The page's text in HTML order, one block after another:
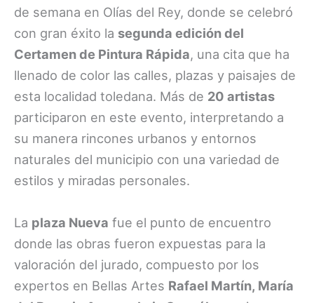
de semana en Olías del Rey, donde se celebró
con gran éxito la segunda edición del
Certamen de Pintura Rápida, una cita que ha
llenado de color las calles, plazas y paisajes de
esta localidad toledana. Más de 20 artistas
participaron en este evento, interpretando a
su manera rincones urbanos y entornos
naturales del municipio con una variedad de
estilos y miradas personales.
La plaza Nueva fue el punto de encuentro
donde las obras fueron expuestas para la
valoración del jurado, compuesto por los
expertos en Bellas Artes Rafael Martín, María